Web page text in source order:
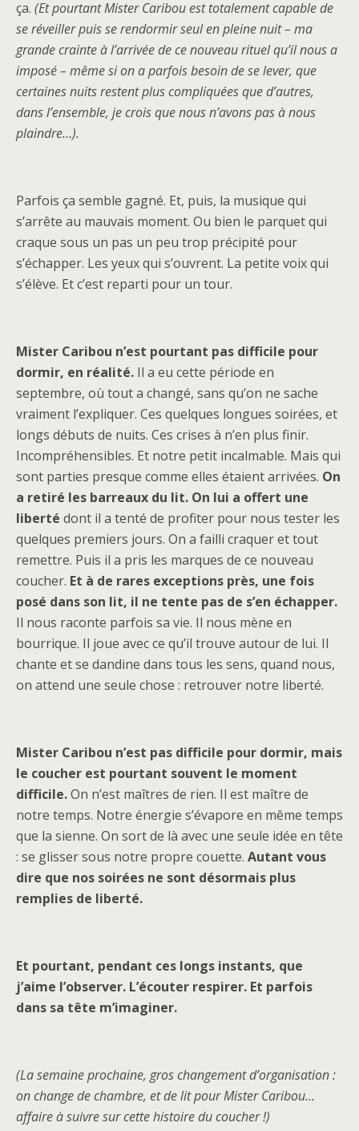
ça. (Et pourtant Mister Caribou est totalement capable de
se réveiller puis se rendormir seul en pleine nuit – ma
grande crainte à l’arrivée de ce nouveau rituel qu’il nous a
imposé – même si on a parfois besoin de se lever, que
certaines nuits restent plus compliquées que d’autres,
dans l’ensemble, je crois que nous n’avons pas à nous
plaindre…).
Parfois ça semble gagné. Et, puis, la musique qui
s’arrête au mauvais moment. Ou bien le parquet qui
craque sous un pas un peu trop précipité pour
s’échapper. Les yeux qui s’ouvrent. La petite voix qui
s’élève. Et c’est reparti pour un tour.
Mister Caribou n’est pourtant pas difficile pour
dormir, en réalité. Il a eu cette période en
septembre, où tout a changé, sans qu’on ne sache
vraiment l’expliquer. Ces quelques longues soirées, et
longs débuts de nuits. Ces crises à n’en plus finir.
Incompréhensibles. Et notre petit incalmable. Mais qui
sont parties presque comme elles étaient arrivées. On
a retiré les barreaux du lit. On lui a offert une
liberté dont il a tenté de profiter pour nous tester les
quelques premiers jours. On a failli craquer et tout
remettre. Puis il a pris les marques de ce nouveau
coucher. Et à de rares exceptions près, une fois
posé dans son lit, il ne tente pas de s’en échapper.
Il nous raconte parfois sa vie. Il nous mène en
bourrique. Il joue avec ce qu’il trouve autour de lui. Il
chante et se dandine dans tous les sens, quand nous,
on attend une seule chose : retrouver notre liberté.
Mister Caribou n’est pas difficile pour dormir, mais
le coucher est pourtant souvent le moment
difficile.On n’est maîtres de rien. Il est maître de
notre temps. Notre énergie s’évapore en même temps
que la sienne. On sort de là avec une seule idée en tête
: se glisser sous notre propre couette. Autant vous
dire que nos soirées ne sont désormais plus
remplies de liberté.
Et pourtant, pendant ces longs instants, que
j’aime l’observer. L’écouter respirer. Et parfois
dans sa tête m’imaginer.
(La semaine prochaine, gros changement d’organisation :
on change de chambre, et de lit pour Mister Caribou…
affaire à suivre sur cette histoire du coucher !)